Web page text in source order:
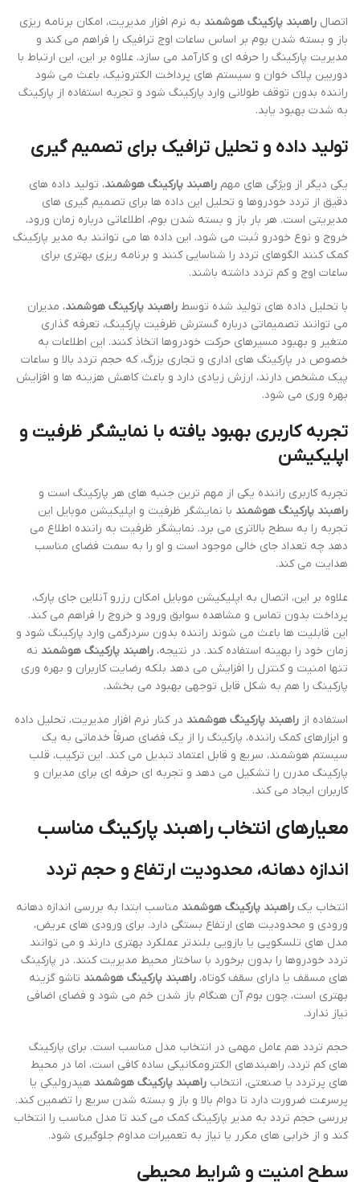
اتصال راهبند پارکینگ هوشمند به نرم افزار مدیریت، امکان برنامه ریزی
باز و بسته شدن بوم بر اساس ساعات اوج ترافیک را فراهم می کند و
مدیریت پارکینگ را حرفه ای و کارآمد می سازد. علاوه بر این، این ارتباط با
دوربین پلاک خوان و سیستم های پرداخت الکترونیک، باعث می شود
راننده بدون توقف طولانی وارد پارکینگ شود و تجربه استفاده از پارکینگ
به شدت بهبود یابد.
تولید داده و تحلیل ترافیک برای تصمیم گیری
یکی دیگر از ویژگی های مهم راهبند پارکینگ هوشمند، تولید داده های
دقیق از تردد خودروها و تحلیل این داده ها برای تصمیم گیری های
مدیریتی است. هر بار باز و بسته شدن بوم، اطلاعاتی درباره زمان ورود،
خروج و نوع خودرو ثبت می شود. این داده ها می توانند به مدیر پارکینگ
کمک کنند الگوهای تردد را شناسایی کنند و برنامه ریزی بهتری برای
ساعات اوج و کم تردد داشته باشند.
با تحلیل داده های تولید شده توسط راهبند پارکینگ هوشمند، مدیران
می توانند تصمیماتی درباره گسترش ظرفیت پارکینگ، تعرفه گذاری
متغیر و بهبود مسیرهای حرکت خودروها اتخاذ کنند. این اطلاعات به
خصوص در پارکینگ های اداری و تجاری بزرگ، که حجم تردد بالا و ساعات
پیک مشخص دارند، ارزش زیادی دارد و باعث کاهش هزینه ها و افزایش
بهره وری می شود.
تجربه کاربری بهبود یافته با نمایشگر ظرفیت و
اپلیکیشن
تجربه کاربری راننده یکی از مهم ترین جنبه های هر پارکینگ است و
راهبند پارکینگ هوشمند با نمایشگر ظرفیت و اپلیکیشن موبایل این
تجربه را به سطح بالاتری می برد. نمایشگر ظرفیت به راننده اطلاع می
دهد چه تعداد جای خالی موجود است و او را به سمت فضای مناسب
هدایت می کند.
علاوه بر این، اتصال به اپلیکیشن موبایل امکان رزرو آنلاین جای پارک،
پرداخت بدون تماس و مشاهده سوابق ورود و خروج را فراهم می کند.
این قابلیت ها باعث می شوند راننده بدون سردرگمی وارد پارکینگ شود و
زمان خود را بهینه استفاده کند. در نتیجه، راهبند پارکینگ هوشمند نه
تنها امنیت و کنترل را افزایش می دهد بلکه رضایت کاربران و بهره وری
پارکینگ را هم به شکل قابل توجهی بهبود می بخشد.
استفاده از راهبند پارکینگ هوشمند در کنار نرم افزار مدیریت، تحلیل داده
و ابزارهای کمک راننده، پارکینگ را از یک فضای صرفاً خدماتی به یک
سیستم هوشمند، سریع و قابل اعتماد تبدیل می کند. این ترکیب، قلب
پارکینگ مدرن را تشکیل می دهد و تجربه ای حرفه ای برای مدیران و
کاربران ایجاد می کند.
معیارهای انتخاب راهبند پارکینگ مناسب
اندازه دهانه، محدودیت ارتفاع و حجم تردد
انتخاب یک راهبند پارکینگ هوشمند مناسب ابتدا به بررسی اندازه دهانه
ورودی و محدودیت های ارتفاع بستگی دارد. برای ورودی های عریض،
مدل های تلسکوپی یا بازویی بلندتر عملکرد بهتری دارند و می توانند
تردد خودروها را بدون برخورد با ساختار محیط مدیریت کنند. در پارکینگ
های مسقف یا دارای سقف کوتاه، راهبند پارکینگ هوشمند تاشو گزینه
بهتری است، چون بوم آن هنگام باز شدن خم می شود و فضای اضافی
نیاز ندارد.
حجم تردد هم عامل مهمی در انتخاب مدل مناسب است. برای پارکینگ
های کم تردد، راهبندهای الکترومکانیکی ساده کافی است، اما در محیط
های پرتردد یا صنعتی، انتخاب راهبند پارکینگ هوشمند هیدرولیکی یا
پرسرعت ضرورت دارد تا دوام بالا و باز و بسته شدن سریع را تضمین کند.
بررسی حجم تردد به مدیر پارکینگ کمک می کند تا مدل مناسب را انتخاب
کند و از خرابی های مکرر یا نیاز به تعمیرات مداوم جلوگیری شود.
سطح امنیت و شرایط محیطی